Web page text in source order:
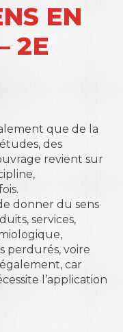
EN
2E
que de la
des
revient sur
donner du sens
services,
perdurés, voire
car
l’application
et actuels
les brand